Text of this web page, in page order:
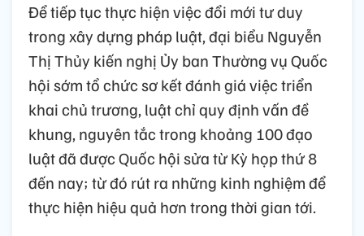
Để tiếp tục thực hiện việc đổi mới tư duy
trong xây dựng pháp luật, đại biểu Nguyễn
Thị Thủy kiến nghị Ủy ban Thường vụ Quốc
hội sớm tổ chức sơ kết đánh giá việc triển
khai chủ trương, luật chỉ quy định vấn đề
khung, nguyên tắc trong khoảng 100 đạo
luật đã được Quốc hội sửa từ Kỳ họp thứ 8
đến nay; từ đó rút ra những kinh nghiệm để
thực hiện hiệu quả hơn trong thời gian tới.